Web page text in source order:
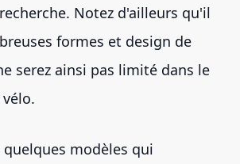
Notez d'ailleurs qu'il
formes et design de
serez ainsi pas limité dans le
modèles qui